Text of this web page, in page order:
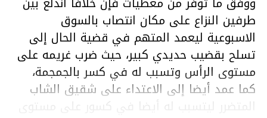
طرفين النزاع على مكان انتصاب بالسوق
الاسبوعية ليعمد المتهم في قضية الحال إلى
تسلح بقضيب حديدي كبير، حيث ضرب غريمه على
مستوى الرأس وتسبب له في كسر بالجمجمة،
كما عمد أيضا إلى الاعتداء على شقيق الشاب
المتضرر ليتسبب له أيضا في كسور على مستوى